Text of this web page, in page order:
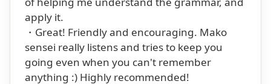
apply it.
・Great! Friendly and encouraging. Mako
sensei really listens and tries to keep you
going even when you can't remember
anything :) Highly recommended!